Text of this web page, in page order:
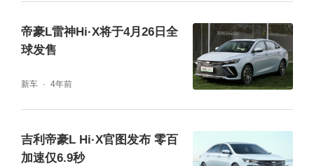
帝豪L雷神Hi·X将于4月26日全
球发售
新车 4年前
吉利帝豪L Hi·X官图发布 零百
加速仅6.9秒